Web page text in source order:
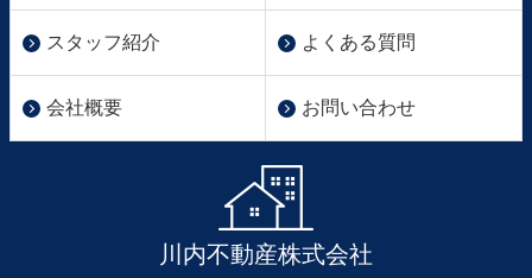
スタッフ紹介 よくある質問
会社概要 お問い合わせ
川内不動産株式会社